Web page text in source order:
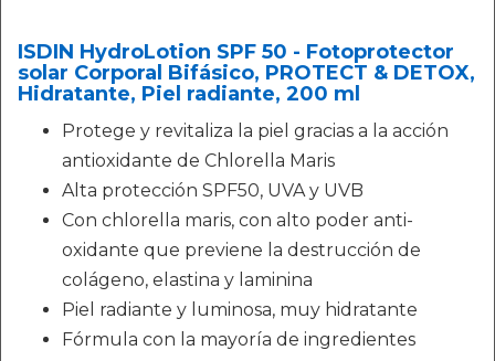
ISDIN HydroLotion SPF 50 - Fotoprotector
solar Corporal Bifásico, PROTECT & DETOX,
Hidratante, Piel radiante, 200 ml
Protege y revitaliza la piel gracias a la acción
antioxidante de Chlorella Maris
Alta protección SPF50, UVA y UVB
Con chlorella maris, con alto poder anti-
oxidante que previene la destrucción de
colágeno, elastina y laminina
Piel radiante y luminosa, muy hidratante
Fórmula con la mayoría de ingredientes